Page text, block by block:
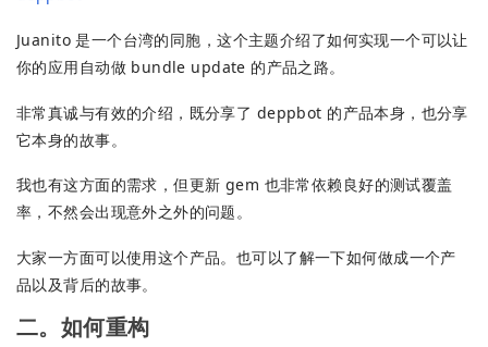
Juanito 是一个台湾的同胞，这个主题介绍了如何实现一个可以让
你的应用自动做 bundle update 的产品之路。
非常真诚与有效的介绍，既分享了 deppbot 的产品本身，也分享
它本身的故事。
我也有这方面的需求，但更新 gem 也非常依赖良好的测试覆盖
率，不然会出现意外之外的问题。
大家一方面可以使用这个产品。也可以了解一下如何做成一个产
品以及背后的故事。
二。如何重构